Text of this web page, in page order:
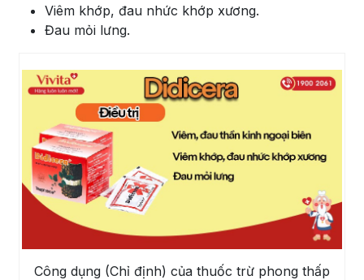
Viêm khớp, đau nhức khớp xương.
Đau mỏi lưng.
Công dụng (Chỉ định) của thuốc trừ phong thấp